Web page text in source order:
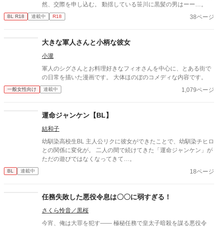
然、交際を申し込む。 動揺している笹川に黒髪の男はーー…。
BL R18 連載中 R18 38ページ
大きな軍人さんと小柄な彼女
小瀧
軍人のシグさんとお料理好きなフィオさんを中心に、とある街で
の日常を描いた漫画です。 大体ほのぼのコメディな内容です。
一般女性向け 連載中 1,079ページ
運命ジャンケン【BL】
結和子
幼馴染高校生BL 主人公リクに彼女ができたことで、幼馴染チヒロ
との関係に変化が。 二人の間で続けてきた「運命ジャンケン」が
ただの遊びではなくなってきて…。
BL 連載中 18ページ
任務失敗した悪役令息は〇〇に弱すぎる！
さくら怜音／黒桜
今宵、俺は大罪を犯す―― 極秘任務で皇太子暗殺を謀る悪役令